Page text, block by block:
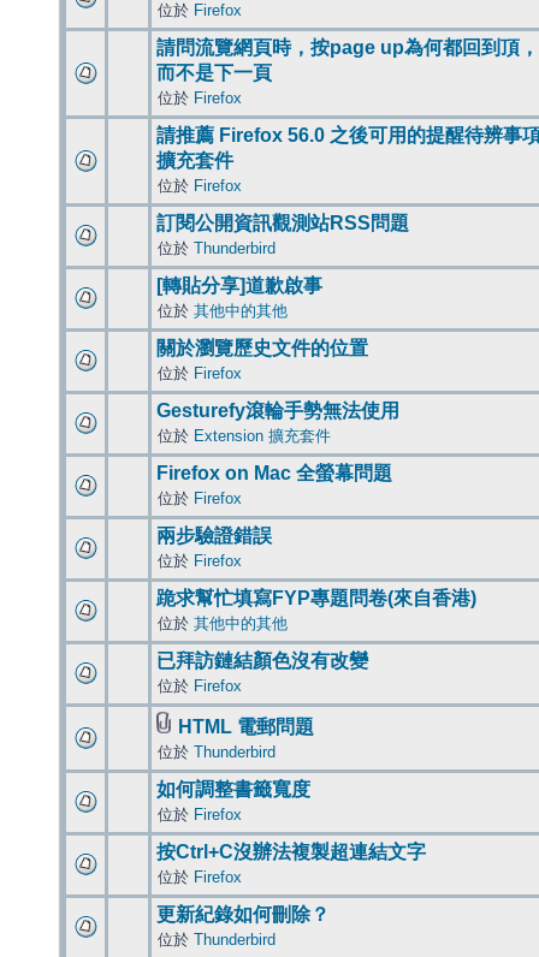
位於 Firefox
請問流覽網頁時，按page up為何都回到頂，
而不是下一頁
位於 Firefox
請推薦 Firefox 56.0 之後可用的提醒待辨事
擴充套件
位於 Firefox
訂閱公開資訊觀測站RSS問題
位於 Thunderbird
[轉貼分享]道歉啟事
位於 其他中的其他
關於瀏覽歷史文件的位置
位於 Firefox
Gesturefy滾輪手勢無法使用
位於 Extension 擴充套件
Firefox on Mac 全螢幕問題
位於 Firefox
兩步驗證錯誤
位於 Firefox
跪求幫忙填寫FYP專題問卷(來自香港)
位於 其他中的其他
已拜訪鏈結顏色沒有改變
位於 Firefox
HTML 電郵問題
位於 Thunderbird
如何調整書籤寬度
位於 Firefox
按Ctrl+C沒辦法複製超連結文字
位於 Firefox
更新紀錄如何刪除？
位於 Thunderbird